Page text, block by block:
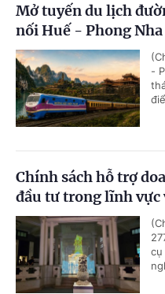
Mở tuyến du lịch
nối Huế - Phong Nha
-
Chính sách hỗ trợ
đầu tư trong lĩnh vực
cụ